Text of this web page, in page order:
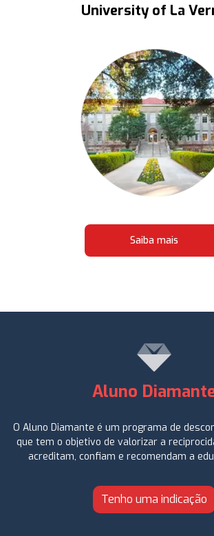
University of La
Saiba mais
Aluno
O Aluno Diamante é um programa de
que tem o objetivo de valorizar a
acreditam, confiam e recomendam a
Tenho uma indicação